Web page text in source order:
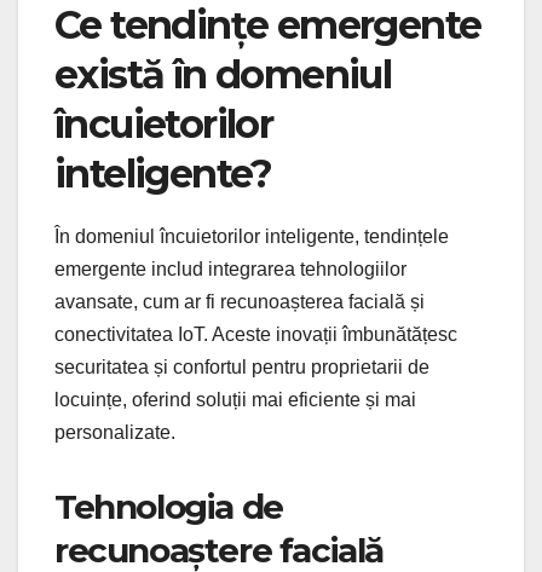
Ce tendințe emergente
există în domeniul
încuietorilor
inteligente?
În domeniul încuietorilor inteligente, tendințele
emergente includ integrarea tehnologiilor
avansate, cum ar fi recunoașterea facială și
conectivitatea IoT. Aceste inovații îmbunătățesc
securitatea și confortul pentru proprietarii de
locuințe, oferind soluții mai eficiente și mai
personalizate.
Tehnologia de
recunoaștere facială